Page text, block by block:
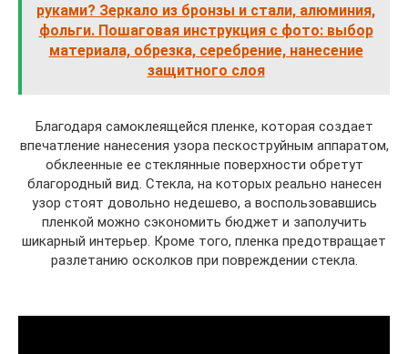
руками? Зеркало из бронзы и стали, алюминия,
фольги. Пошаговая инструкция с фото: выбор
материала, обрезка, серебрение, нанесение
защитного слоя
Благодаря самоклеящейся пленке, которая создает
впечатление нанесения узора пескоструйным аппаратом,
обклеенные ее стеклянные поверхности обретут
благородный вид. Стекла, на которых реально нанесен
узор стоят довольно недешево, а воспользовавшись
пленкой можно сэкономить бюджет и заполучить
шикарный интерьер. Кроме того, пленка предотвращает
разлетанию осколков при повреждении стекла.